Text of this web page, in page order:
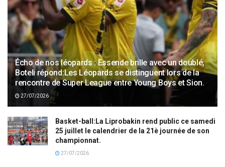
Écho de nos léopards : Essende brille avec un doublé,
Boteli répond:Les Léopards se distinguent lors de la
rencontre de Super League entre Young Boys et Sion.
27/07/2026
Basket-ball:La Liprobakin rend public ce samedi
25 juillet le calendrier de la 21è journée de son
championnat.
27/07/2026